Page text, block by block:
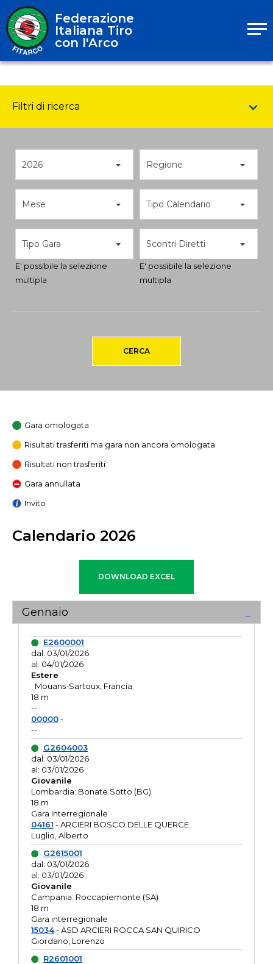
Federazione
Italiana Tiro
con l'Arco
Filtri di ricerca
2026 Regione
Mese Tipo Calendario
Tipo Gara
E' possibile la selezione
multipla
Scontri Diretti
E' possibile la selezione
multipla
CERCA
Gara omologata
Risultati trasferiti ma gara non ancora omologata
Risultati non trasferiti
Gara annullata
Invito
Calendario 2026
Gennaio
E2600001
dal: 03/01/2026
al: 04/01/2026
Estere
: Mouans-Sartoux, Francia
18 m
--
00000-
--
G2604003
dal: 03/01/2026
al: 03/01/2026
Giovanile
Lombardia: Bonate Sotto (BG)
18 m
Gara Interregionale
04161 - ARCIERI BOSCO DELLE QUERCE
Luglio, Alberto
G2615001
dal: 03/01/2026
al: 03/01/2026
Giovanile
Campania: Roccapiemonte (SA)
18 m
Gara interregionale
15034- ASD ARCIERI ROCCA SAN QUIRICO
Giordano, Lorenzo
R2601001